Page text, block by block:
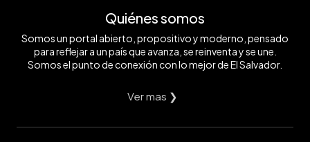
Quiénes somos
Somos un portal abierto, propositivo y moderno, pensado
para reflejar a un país que avanza, se reinventa y se une.
Somos el punto de conexión con lo mejor de El Salvador.
Ver mas ❯